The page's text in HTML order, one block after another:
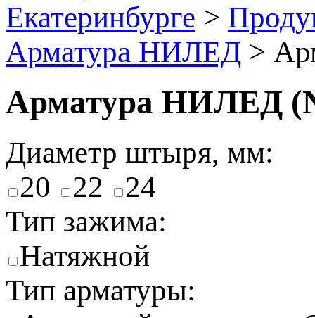
Екатеринбурге >
Арматура НИЛЕД >
Арматура НИЛЕД
Диаметр штыря, мм:
20
22
24
Тип зажима:
Натяжной
Тип арматуры: